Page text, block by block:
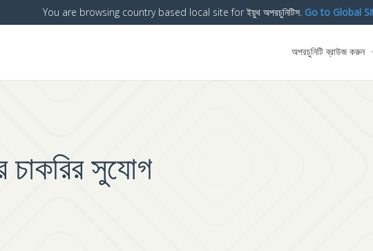
অপরচুনিটি ব্রাউজ করুন
চাকরির সুযোগ
You are browsing country based local site for ইয়ুথ অপরচুনিটিস. Go to Global